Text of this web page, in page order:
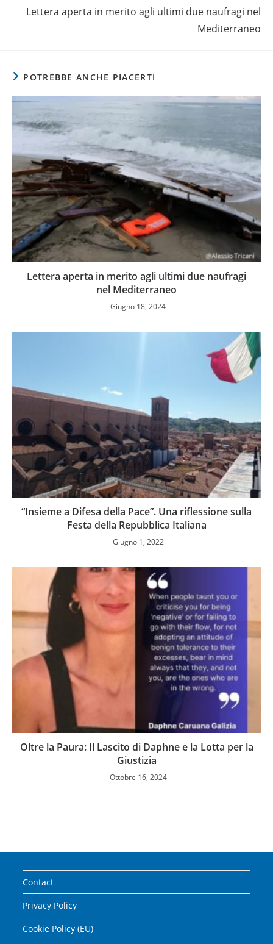
Lettera aperta in merito agli ultimi due naufragi nel
Mediterraneo
POTREBBE ANCHE PIACERTI
Lettera aperta in merito agli ultimi due naufragi
nel Mediterraneo
Giugno 18, 2024
“Insieme a Difesa della Pace”. Una riflessione sulla
Festa della Repubblica Italiana
Giugno 1, 2022
Oltre la Paura: Il Lascito di Daphne e la Lotta per la
Giustizia
Ottobre 16, 2024
Contact
Privacy Policy
Cookie Policy (EU)